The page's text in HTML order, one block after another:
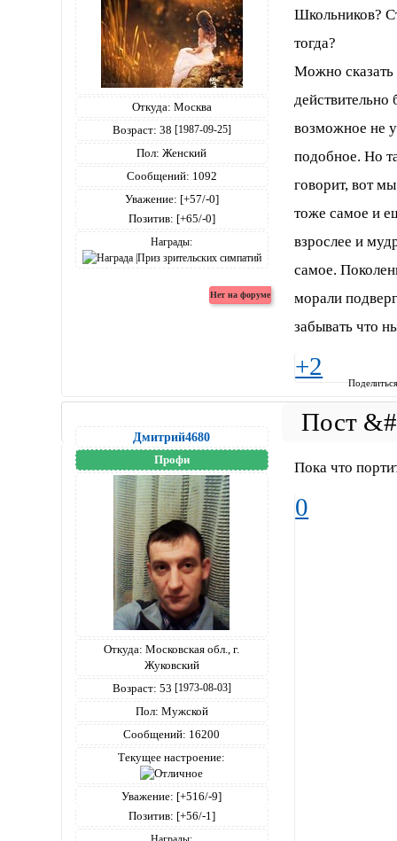
Откуда: Москва
Возраст: 38 [1987-09-25]
Пол: Женский
Сообщений: 1092
Уважение: [+57/-0]
Позитив: [+65/-0]
Награды:
Школьников?
тогда?
Можно
возможное не
подобное. Но
говорит, вот
тоже самое и
взрослее и
самое.
морали
забывать что
+2
Дмитрий4680
Профи
Откуда: Московская обл., г.
Жуковский
Возраст: 53 [1973-08-03]
Пол: Мужской
Сообщений: 16200
Текущее настроение:
Уважение: [+516/-9]
Позитив: [+56/-1]
Пока что
0